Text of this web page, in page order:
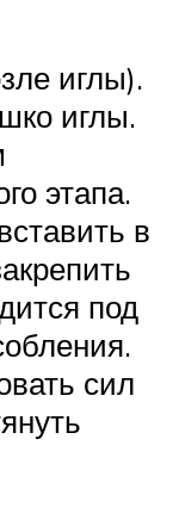
иглы).
иглы.
этапа.
в
под
сил